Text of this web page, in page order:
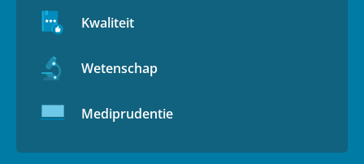
Kwaliteit
Wetenschap
Mediprudentie